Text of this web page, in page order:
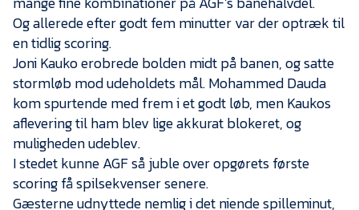
Og allerede efter godt fem minutter var der optræk til
en tidlig scoring.
Joni Kauko erobrede bolden midt på banen, og satte
stormløb mod udeholdets mål. Mohammed Dauda
kom spurtende med frem i et godt løb, men Kaukos
aflevering til ham blev lige akkurat blokeret, og
muligheden udeblev.
I stedet kunne AGF så juble over opgørets første
scoring få spilsekvenser senere.
Gæsterne udnyttede nemlig i det niende spilleminut,